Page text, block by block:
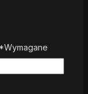
*Wymagane